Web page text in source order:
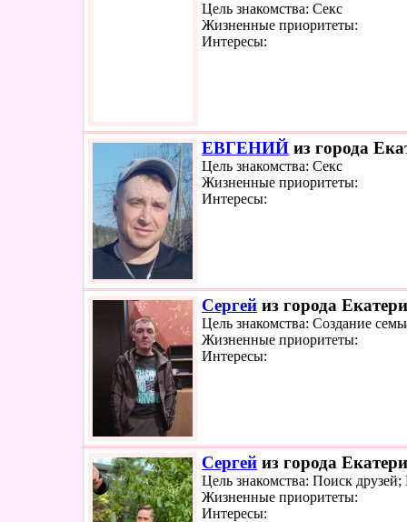
Цель знакомства: Секс
Жизненные приоритеты:
Интересы:
ЕВГЕНИЙ из города
Цель знакомства: Секс
Жизненные приоритеты:
Интересы:
Сергей из города
Цель знакомства: Создание
Жизненные приоритеты:
Интересы:
Сергей из города
Цель знакомства: Поиск
Жизненные приоритеты:
Интересы: